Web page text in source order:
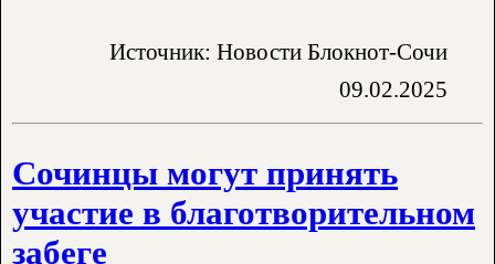
Источник: Новости Блокнот-Сочи
09.02.2025
Сочинцы могут принять
участие в благотворительном
забеге